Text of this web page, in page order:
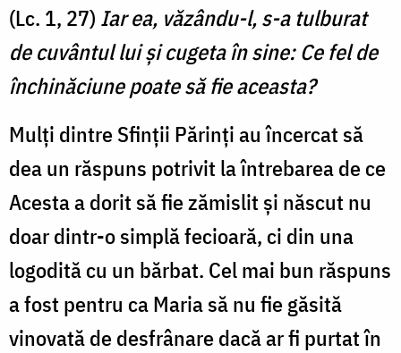
(Lc. 1, 27) Iar ea, văzându-l, s-a tulburat
de cuvântul lui şi cugeta în sine: Ce fel de
închinăciune poate să fie aceasta?
Mulți dintre Sfinții Părinți au încercat să
dea un răspuns potrivit la întrebarea de ce
Acesta a dorit să fie zămislit și născut nu
doar dintr-o simplă fecioară, ci din una
logodită cu un bărbat. Cel mai bun răspuns
a fost pentru ca Maria să nu fie găsită
vinovată de desfrânare dacă ar fi purtat în